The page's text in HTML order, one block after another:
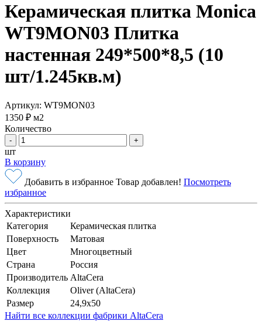
Керамическая плитка Monica
WT9MON03 Плитка
настенная 249*500*8,5 (10
шт/1.245кв.м)
Артикул: WT9MON03
1350 ₽ м2
Количество
- +
шт
В корзину
Добавить в избранное Товар добавлен! Посмотреть
избранное
Характеристики
Категория
Керамическая плитка
Поверхность
Матовая
Цвет
Многоцветный
Страна
Россия
Производитель AltaCera
Коллекция
Oliver (AltaCera)
Размер
24,9x50
Найти все коллекции фабрики AltaCera